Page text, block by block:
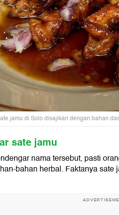
jamu di Solo disajikan dengan bahan
sate jamu
nama tersebut, pasti
bahan herbal. Faktanya